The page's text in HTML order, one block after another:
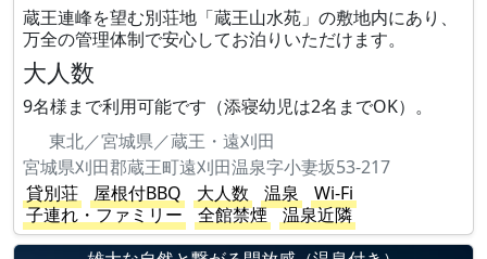
蔵王連峰を望む別荘地「蔵王山水苑」の敷地内にあり、
万全の管理体制で安心してお泊りいただけます。
大人数
9名様まで利用可能です（添寝幼児は2名までOK）。
東北／宮城県／蔵王・遠刈田
宮城県刈田郡蔵王町遠刈田温泉字小妻坂53-217
貸別荘
屋根付BBQ 大人数 温泉
Wi-Fi
子連れ・ファミリー
全館禁煙
温泉近隣